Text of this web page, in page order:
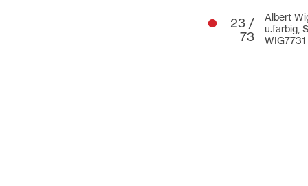
23 /
73
Albert
u.farbig,
WIG7731